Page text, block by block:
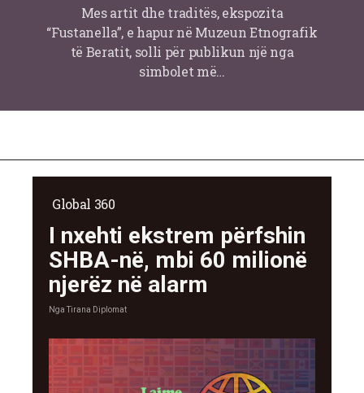
Mes artit dhe traditës, ekspozita
“Fustanella”, e hapur në Muzeun Etnografik
të Beratit, solli për publikun një nga
simbolet më…
Global 360
I nxehti ekstrem përfshin
SHBA-në, mbi 60 milionë
njerëz në alarm
NgaTirana Diplomat